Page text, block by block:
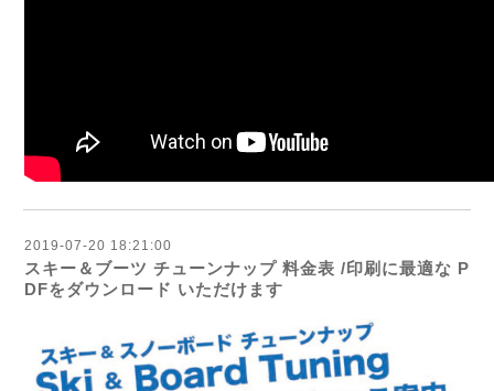
2019-07-20 18:21:00
スキー＆ブーツ チューンナップ 料金表 /印刷に最適な P
DFをダウンロード いただけます